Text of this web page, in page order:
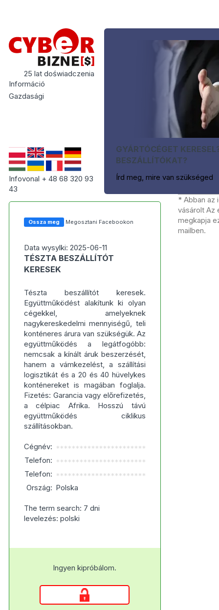
25 lat doświadczenia
Információ
Gazdasági
Infovonal + 48 68 320 93
43
GYÁRTÓCÉGET
BESZÁLLÍTÓKAT?
Írd meg, mire van szükséged
Ossza meg Megosztani Facebookon
Data wysylki: 2025-06-11
TÉSZTA BESZÁLLÍTÓT
KERESEK
Tészta beszállítót keresek.
Együttműködést alakítunk ki olyan
cégekkel, amelyeknek
nagykereskedelmi mennyiségű, teli
konténeres árura van szükségük. Az
együttműködés a legátfogóbb:
nemcsak a kínált áruk beszerzését,
hanem a vámkezelést, a szállítási
logisztikát és a 20 és 40 hüvelykes
konténereket is magában foglalja.
Fizetés: Garancia vagy előrefizetés,
a célpiac Afrika. Hosszú távú
együttműködés ciklikus
szállításokban.
Cégnév: ***********************
Telefon: ***********************
Telefon: ***********************
Ország: Polska
The term search: 7 dni
levelezés: polski
Ingyen kipróbálom.
* Abban az
vásárolt Az
megkapja
mailben.